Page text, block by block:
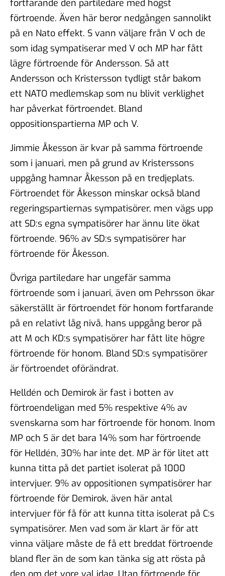
fortfarande den partiledare med högst
förtroende. Även här beror nedgången sannolikt
på en Nato effekt. S vann väljare från V och de
som idag sympatiserar med V och MP har fått
lägre förtroende för Andersson. Så att
Andersson och Kristersson tydligt står bakom
ett NATO medlemskap som nu blivit verklighet
har påverkat förtroendet. Bland
oppositionspartierna MP och V.
Jimmie Åkesson är kvar på samma förtroende
som i januari, men på grund av Kristerssons
uppgång hamnar Åkesson på en tredjeplats.
Förtroendet för Åkesson minskar också bland
regeringspartiernas sympatisörer, men vägs upp
att SD:s egna sympatisörer har ännu lite ökat
förtroende. 96% av SD:s sympatisörer har
förtroende för Åkesson.
Övriga partiledare har ungefär samma
förtroende som i januari, även om Pehrsson ökar
säkerställt är förtroendet för honom fortfarande
på en relativt låg nivå, hans uppgång beror på
att M och KD:s sympatisörer har fått lite högre
förtroende för honom. Bland SD:s sympatisörer
är förtroendet oförändrat.
Helldén och Demirok är fast i botten av
förtroendeligan med 5% respektive 4% av
svenskarna som har förtroende för honom. Inom
MP och S är det bara 14% som har förtroende
för Helldén, 30% har inte det. MP är för litet att
kunna titta på det partiet isolerat på 1000
intervjuer. 9% av oppositionen sympatisörer har
förtroende för Demirok, även här antal
intervjuer för få för att kunna titta isolerat på C:s
sympatisörer. Men vad som är klart är för att
vinna väljare måste de få ett breddat förtroende
bland fler än de som kan tänka sig att rösta på